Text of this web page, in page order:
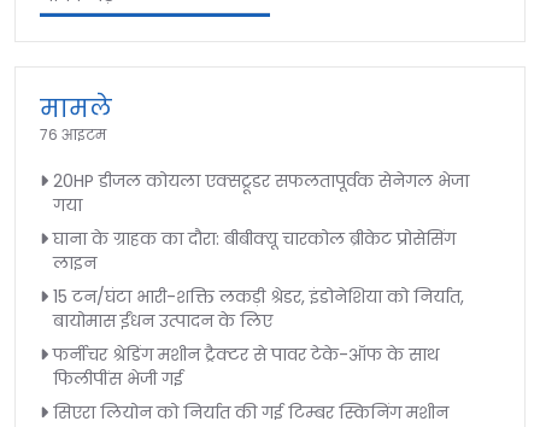
मामले
76 आइटम
20HP डीजल कोयला एक्सट्रूडर सफलतापूर्वक सेनेगल भेजा
गया
घाना के ग्राहक का दौरा: बीबीक्यू चारकोल ब्रीकेट प्रोसेसिंग
लाइन
15 टन/घंटा भारी-शक्ति लकड़ी श्रेडर, इंडोनेशिया को निर्यात,
बायोमास ईंधन उत्पादन के लिए
फर्नीचर श्रेडिंग मशीन ट्रैक्टर से पावर टेके-ऑफ के साथ
फिलीपींस भेजी गई
सिएरा लियोन को निर्यात की गई टिम्बर स्किनिंग मशीन